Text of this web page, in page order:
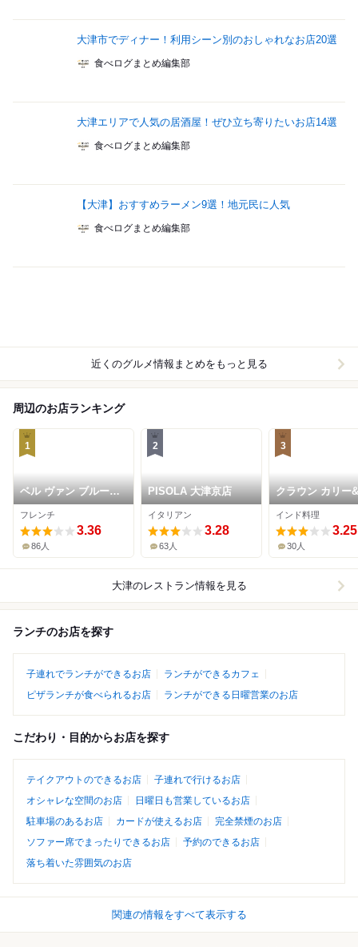
大津市でディナー！利用シーン別のおしゃれなお店20選
食べログまとめ編集部
大津エリアで人気の居酒屋！ぜひ立ち寄りたいお店14選
食べログまとめ編集部
【大津】おすすめラーメン9選！地元民に人気
食べログまとめ編集部
近くのグルメ情報まとめをもっと見る
周辺のお店ランキング
1
ベル ヴァン ブルージ
ュ
フレンチ
3.36
86人
2
PISOLA 大津京店
イタリアン
3.28
63人
3
クラウン カリー
ブ ブランチ大津
インド料理
3.25
30人
大津のレストラン情報を見る
ランチのお店を探す
子連れでランチができるお店
ランチができるカフェ
ピザランチが食べられるお店
ランチができる日曜営業のお店
こだわり・目的からお店を探す
テイクアウトのできるお店
子連れで行けるお店
オシャレな空間のお店
日曜日も営業しているお店
駐車場のあるお店
カードが使えるお店
完全禁煙のお店
ソファー席でまったりできるお店
予約のできるお店
落ち着いた雰囲気のお店
関連の情報をすべて表示する